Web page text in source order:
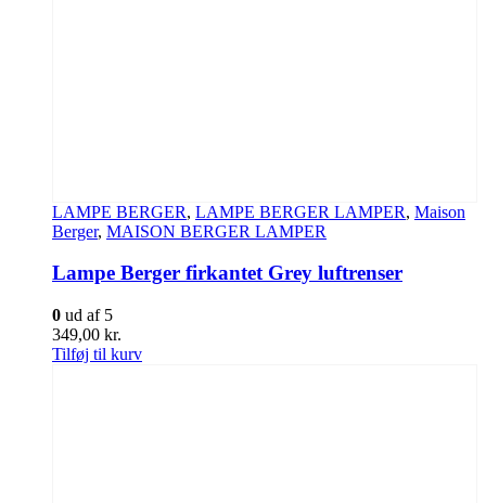
LAMPE BERGER, LAMPE BERGER LAMPER, Maison
Berger, MAISON BERGER LAMPER
Lampe Berger firkantet Grey luftrenser
0 ud af 5
349,00 kr.
Tilføj til kurv